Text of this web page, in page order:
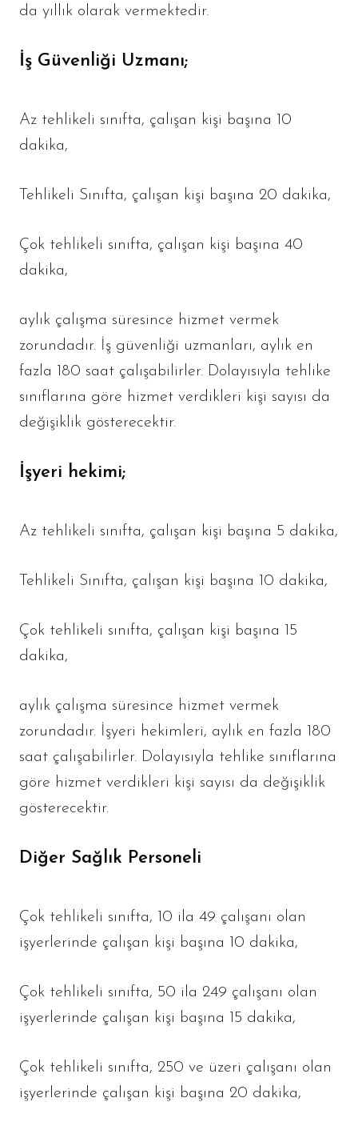
da yıllık olarak vermektedir.
İş Güvenliği Uzmanı;
Az tehlikeli sınıfta, çalışan kişi başına 10
dakika,
Tehlikeli Sınıfta, çalışan kişi başına 20 dakika,
Çok tehlikeli sınıfta, çalışan kişi başına 40
dakika,
aylık çalışma süresince hizmet vermek
zorundadır. İş güvenliği uzmanları, aylık en
fazla 180 saat çalışabilirler. Dolayısıyla tehlike
sınıflarına göre hizmet verdikleri kişi sayısı da
değişiklik gösterecektir.
İşyeri hekimi;
Az tehlikeli sınıfta, çalışan kişi başına 5 dakika,
Tehlikeli Sınıfta, çalışan kişi başına 10 dakika,
Çok tehlikeli sınıfta, çalışan kişi başına 15
dakika,
aylık çalışma süresince hizmet vermek
zorundadır. İşyeri hekimleri, aylık en fazla 180
saat çalışabilirler. Dolayısıyla tehlike sınıflarına
göre hizmet verdikleri kişi sayısı da değişiklik
gösterecektir.
Diğer Sağlık Personeli
Çok tehlikeli sınıfta, 10 ila 49 çalışanı olan
işyerlerinde çalışan kişi başına 10 dakika,
Çok tehlikeli sınıfta, 50 ila 249 çalışanı olan
işyerlerinde çalışan kişi başına 15 dakika,
Çok tehlikeli sınıfta, 250 ve üzeri çalışanı olan
işyerlerinde çalışan kişi başına 20 dakika,